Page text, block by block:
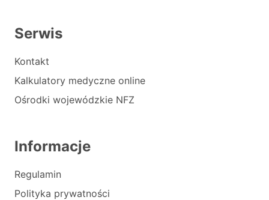
Serwis
Kontakt
Kalkulatory medyczne online
Ośrodki wojewódzkie NFZ
Informacje
Regulamin
Polityka prywatności